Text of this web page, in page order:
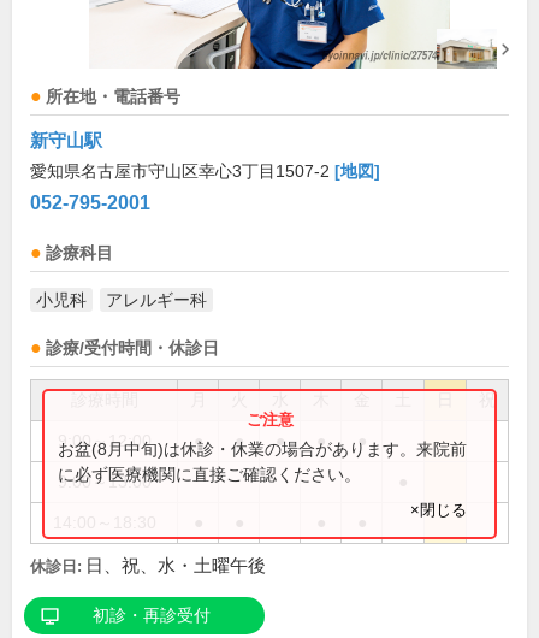
所在地・電話番号
新守山駅
愛知県名古屋市守山区幸心3丁目1507-2 [地図]
052-795-2001
診療科目
小児科 アレルギー科
診療/受付時間・休診日
祝
9:00～12:00 ● ● ● ● ●
9:00～13:00
お盆(8月中旬)は休診・休業の場合があります。来院前
に必ず医療機関に直接ご確認ください。
×閉じる
休診日: 日、祝、水・土曜午後
初診・再診受付